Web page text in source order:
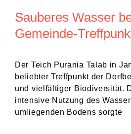
Sauberes Wasser
Gemeinde-
Der Teich Purania Talab in
beliebter Treffpunkt der
und vielfältiger Biodiversität.
intensive Nutzung des
umliegenden Bodens sorgte